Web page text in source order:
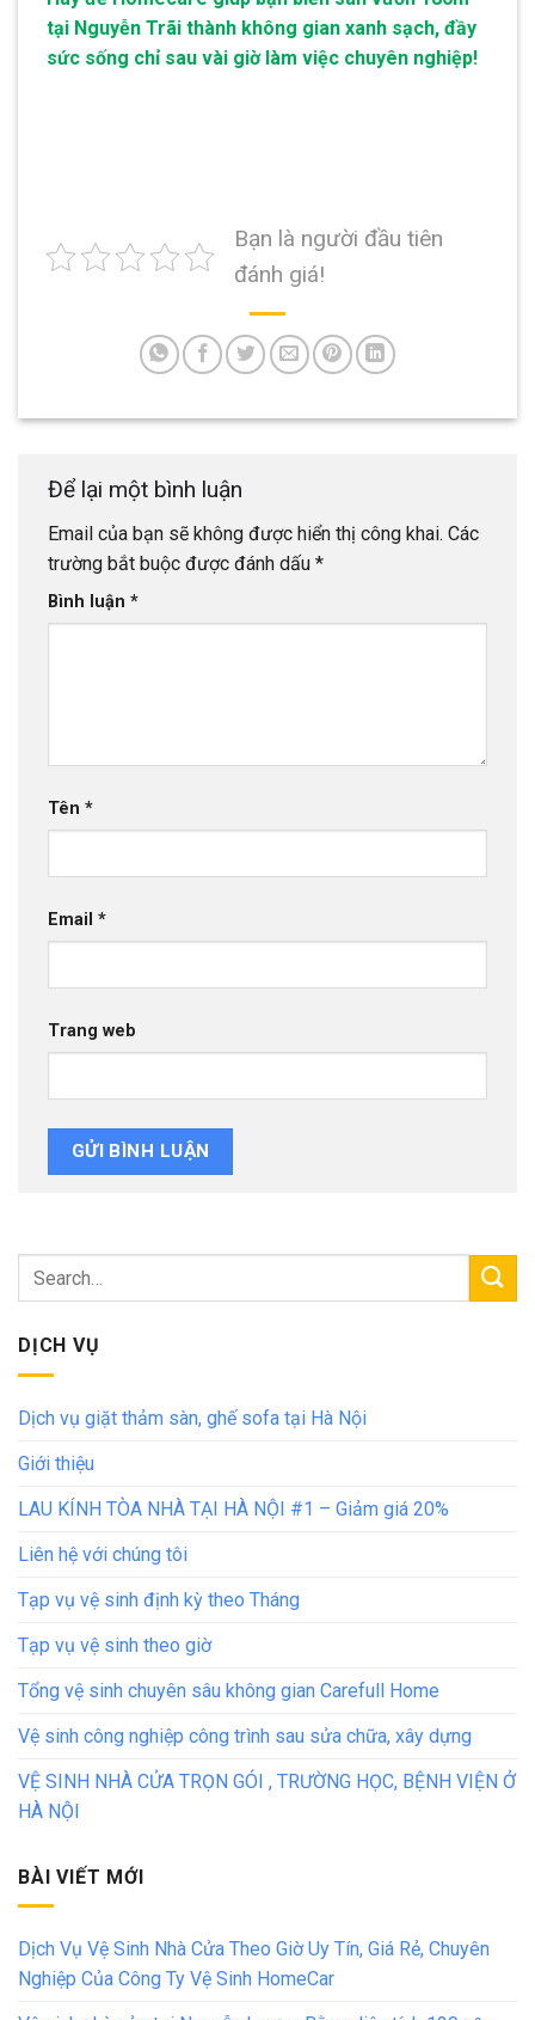
tại Nguyễn Trãi thành không gian xanh sạch, đầy
sức sống chỉ sau vài giờ làm việc chuyên nghiệp!
Bạn là người đầu tiên
đánh giá!
Để lại một bình luận
Email của bạn sẽ không được hiển thị công khai. Các
trường bắt buộc được đánh dấu *
Bình luận *
Tên *
Email *
Trang web
DỊCH VỤ
Dịch vụ giặt thảm sàn, ghế sofa tại Hà Nội
Giới thiệu
LAU KÍNH TÒA NHÀ TẠI HÀ NỘI #1 – Giảm giá 20%
Liên hệ với chúng tôi
Tạp vụ vệ sinh định kỳ theo Tháng
Tạp vụ vệ sinh theo giờ
Tổng vệ sinh chuyên sâu không gian Carefull Home
Vệ sinh công nghiệp công trình sau sửa chữa, xây dựng
VỆ SINH NHÀ CỬA TRỌN GÓI , TRƯỜNG HỌC, BỆNH VIỆN Ở
HÀ NỘI
BÀI VIẾT MỚI
Dịch Vụ Vệ Sinh Nhà Cửa Theo Giờ Uy Tín, Giá Rẻ, Chuyên
Nghiệp Của Công Ty Vệ Sinh HomeCar